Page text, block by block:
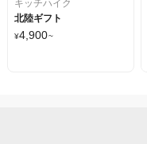
キッチハイク
北陸ギフト
¥4,900~